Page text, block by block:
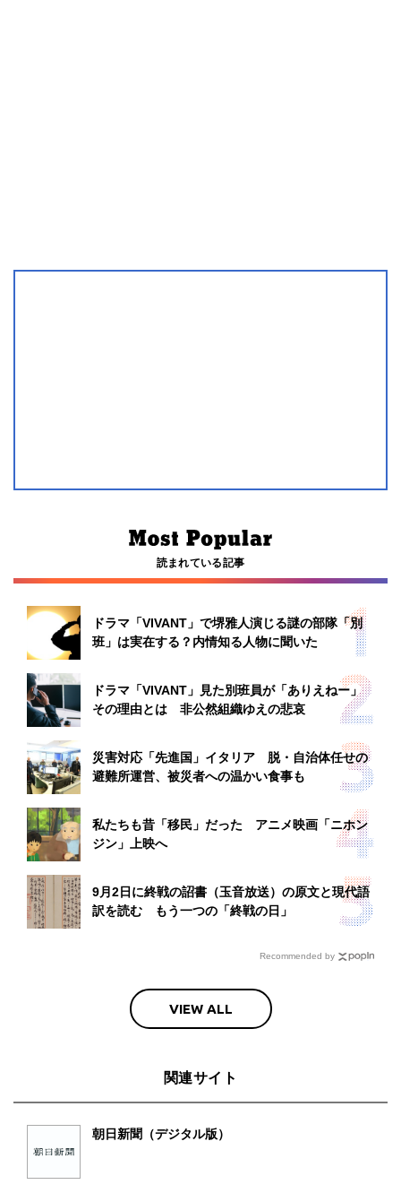
読まれている記事
ドラマ「VIVANT」で堺雅人演じる謎の部隊「別
班」は実在する？内情知る人物に聞いた
ドラマ「VIVANT」見た別班員が「ありえねー」
その理由とは 非公然組織ゆえの悲哀
災害対応「先進国」イタリア 脱・自治体任せの
避難所運営、被災者への温かい食事も
私たちも昔「移民」だった アニメ映画「ニホン
ジン」上映へ
9月2日に終戦の詔書（玉音放送）の原文と現代語
訳を読む もう一つの「終戦の日」
Recommended by
VIEW ALL
関連サイト
朝日新聞（デジタル版）